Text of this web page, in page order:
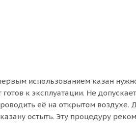
использованием казан
к эксплуатации. Не
её на открытом воздухе.
остыть. Эту процедуру